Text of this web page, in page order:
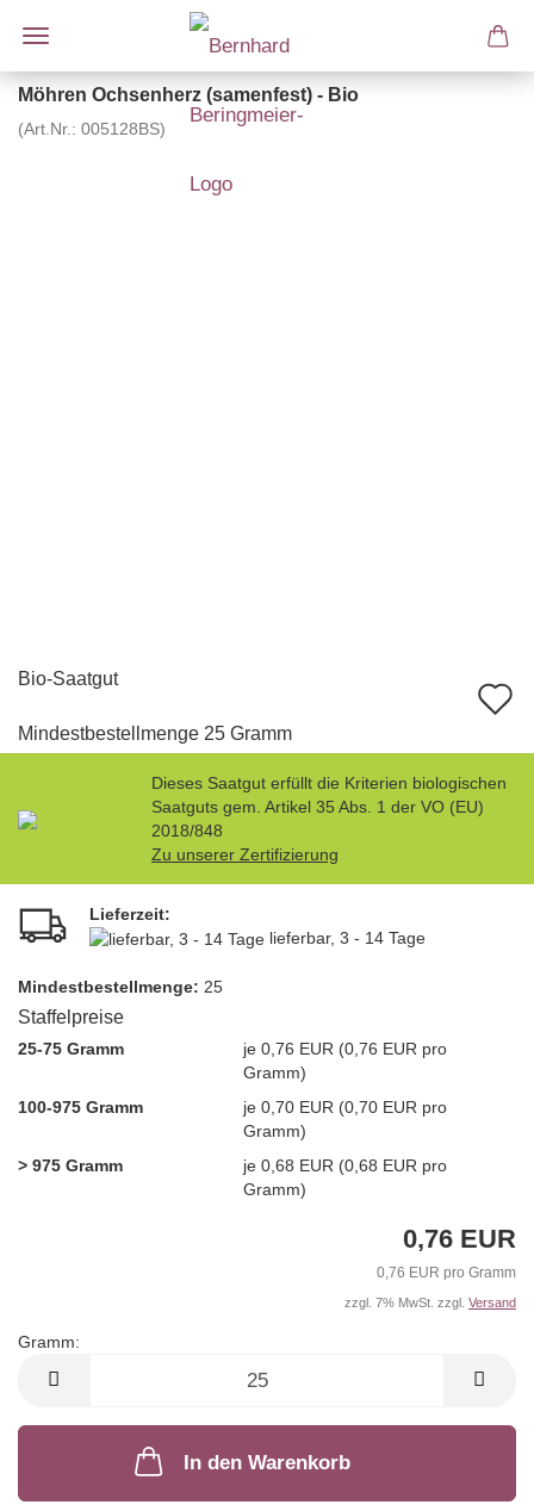
Möhren Ochsenherz (samenfest) - Bio
(Art.Nr.: 005128BS)
Bio-Saatgut
Mindestbestellmenge 25 Gramm
Dieses Saatgut erfüllt die Kriterien biologischen
Saatguts gem. Artikel 35 Abs. 1 der VO (EU)
2018/848
Zu unserer Zertifizierung
Lieferzeit:
lieferbar, 3 - 14 Tage
Mindest­bestellmenge: 25
Staffelpreise
25-75 Gramm
je 0,76 EUR (0,76 EUR pro
Gramm)
100-975 Gramm
je 0,70 EUR (0,70 EUR pro
Gramm)
> 975 Gramm
je 0,68 EUR (0,68 EUR pro
Gramm)
0,76 EUR
0,76 EUR pro Gramm
zzgl. 7% MwSt. zzgl. Versand
Gramm:
In den Warenkorb